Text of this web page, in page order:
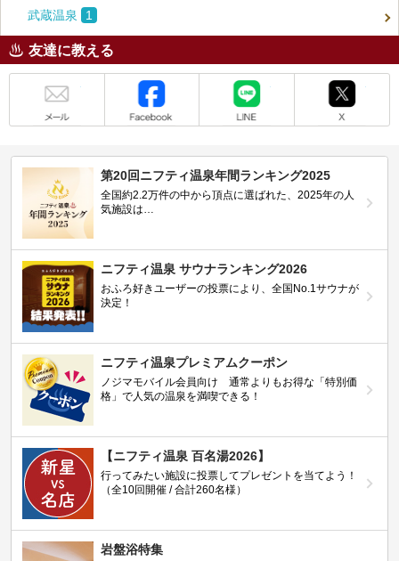
武蔵温泉 1
友達に教える
第20回ニフティ温泉年間ランキング2025
全国約2.2万件の中から頂点に選ばれた、2025年の人
気施設は…
ニフティ温泉 サウナランキング2026
おふろ好きユーザーの投票により、全国No.1サウナが
決定！
ニフティ温泉プレミアムクーポン
ノジマモバイル会員向け 通常よりもお得な「特別価
格」で人気の温泉を満喫できる！
【ニフティ温泉 百名湯2026】
行ってみたい施設に投票してプレゼントを当てよう！
（全10回開催 / 合計260名様）
岩盤浴特集